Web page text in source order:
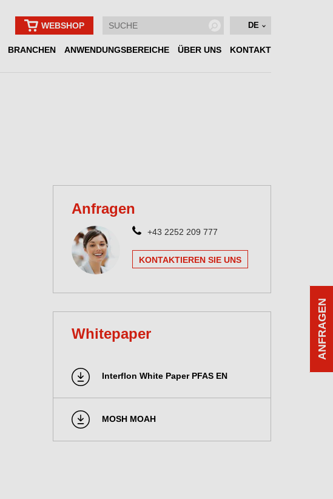
WEBSHOP DE
BRANCHEN ANWENDUNGSBEREICHE ÜBER UNS KONTAKT
Anfragen
+43 2252 209 777
KONTAKTIEREN SIE UNS
Whitepaper
Interflon White Paper PFAS EN
MOSH MOAH
ANFRAGEN